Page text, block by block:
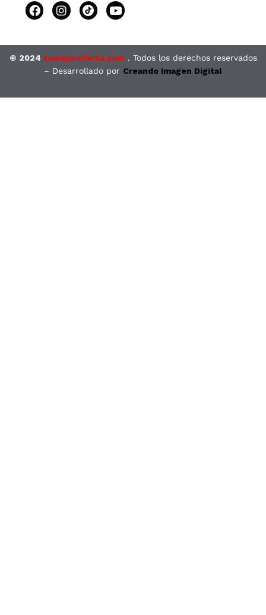
© 2024 tumejoroferta.com. Todos los derechos reservados
– Desarrollado por Creando Imagen Digital